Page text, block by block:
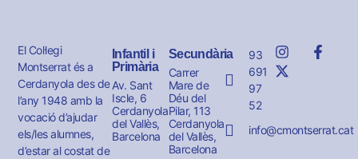
El Col·legi
Montserrat és a
Cerdanyola des de
l’any 1948 amb la
vocació d’ajudar
els/les alumnes,
d’estar al costat de
Infantil i
Primària
Av. Sant
Iscle, 6
Cerdanyola
del Vallès,
Barcelona
Secundària
Carrer
Mare de
Déu del
Pilar, 113
Cerdanyola
del Vallès,
Barcelona
93
691
97
52
info@cmontserrat.cat